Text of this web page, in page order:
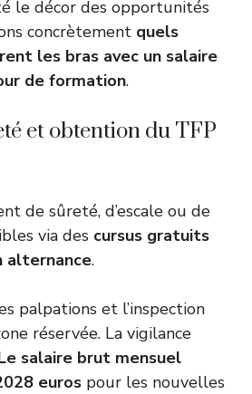
le décor des opportunités
concrètement quels
les bras avec un salaire
de formation.
et obtention du TFP
de sûreté, d’escale ou de
via des cursus gratuits
alternance.
palpations et l’inspection
réservée. La vigilance
salaire brut mensuel
euros pour les nouvelles